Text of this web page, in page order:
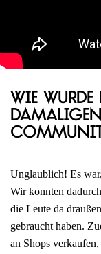
Wie
Unglaublich! Es
Wir konnten
die Leute da
gebraucht haben.
an Shops